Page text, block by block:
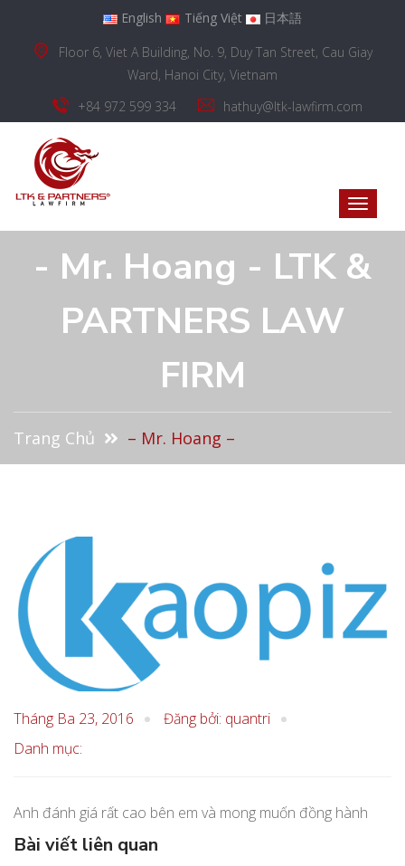
English Tiếng Việt
日本語
Floor 6, Viet A Building, No. 9, Duy Tan Street, Cau Giay
Ward, Hanoi City, Vietnam
+84 972 599 334
hathuy@ltk-lawfirm.com
- Mr. Hoang - LTK &
PARTNERS LAW
FIRM
Trang Chủ – Mr. Hoang –
Tháng Ba 23, 2016
Đăng bởi: quantri
Danh mục:
Anh đánh giá rất cao bên em và mong muốn đồng hành
Bài viết liên quan